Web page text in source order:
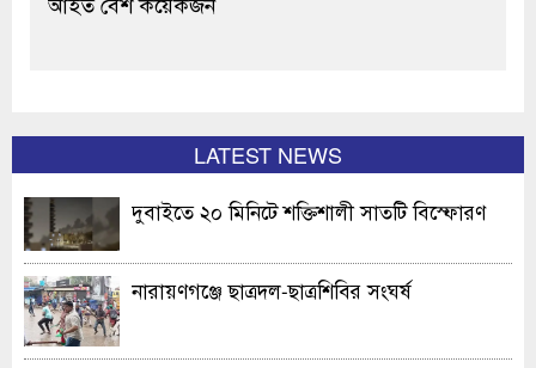
LATEST NEWS
দুবাইতে ২০ মিনিটে শক্তিশালী সাতটি বিস্ফোরণ
নারায়ণগঞ্জে ছাত্রদল-ছাত্রশিবির সংঘর্ষ